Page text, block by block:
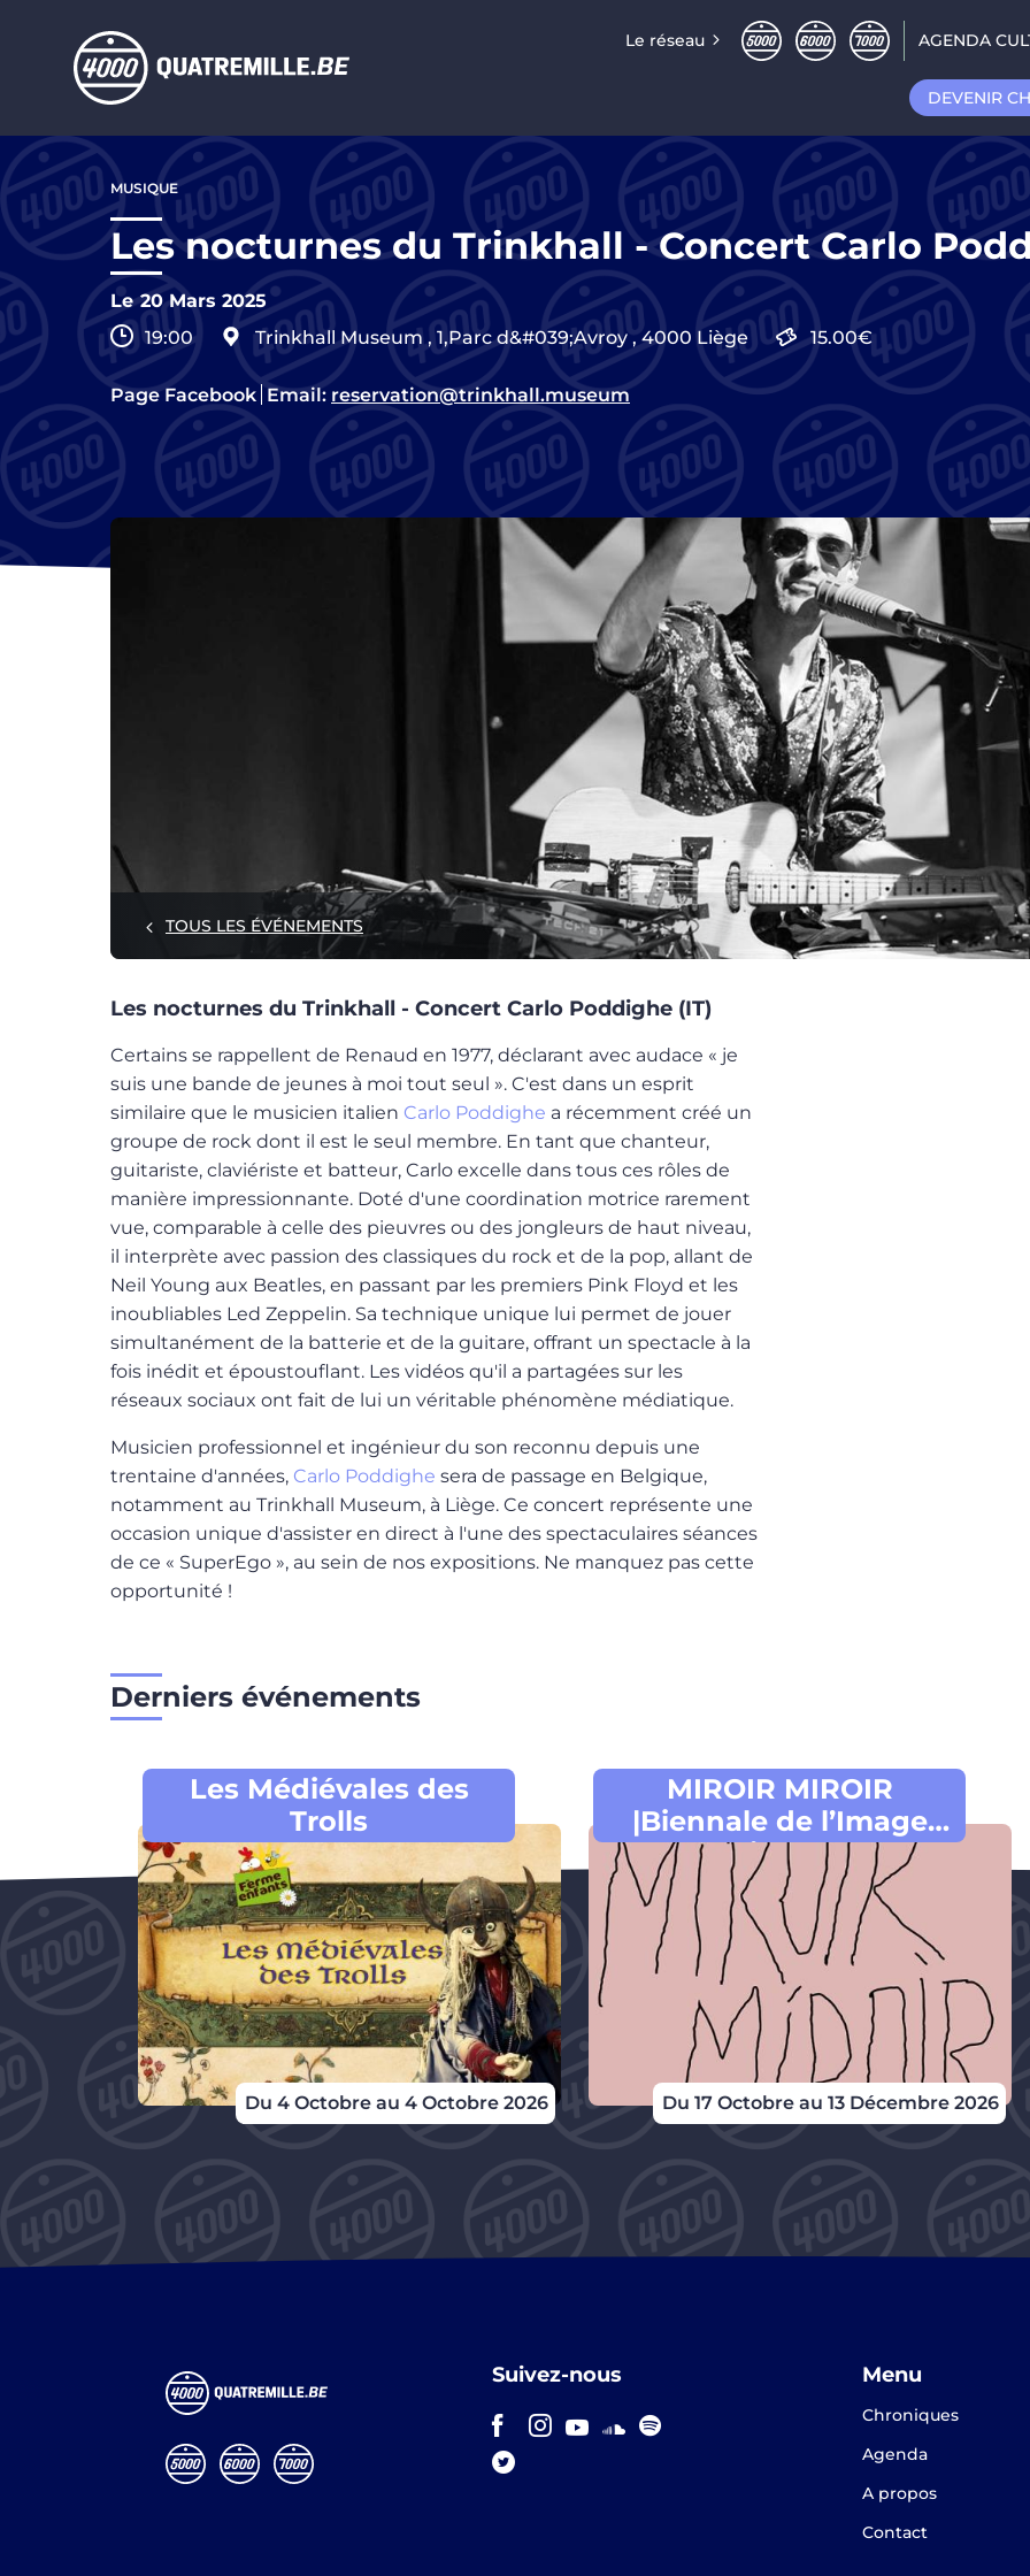
Le réseau AGENDA
DEVENIR
Aller
au
contenu
principal
MUSIQUE
Les nocturnes du Trinkhall - Concert Carlo
Le 20 Mars 2025
19:00
Trinkhall Museum , 1,Parc d&#039;Avroy ,4000 Liège 15.00€
Page Facebook Email: reservation@trinkhall.museum
TOUS LES ÉVÉNEMENTS
Les nocturnes du Trinkhall - Concert Carlo Poddighe (IT)
Certains se rappellent de Renaud en 1977, déclarant avec audace « je
suis une bande de jeunes à moi tout seul ». C'est dans un esprit
similaire que le musicien italien Carlo Poddighe a récemment créé un
groupe de rock dont il est le seul membre. En tant que chanteur,
guitariste, claviériste et batteur, Carlo excelle dans tous ces rôles de
manière impressionnante. Doté d'une coordination motrice rarement
vue, comparable à celle des pieuvres ou des jongleurs de haut niveau,
il interprète avec passion des classiques du rock et de la pop, allant de
Neil Young aux Beatles, en passant par les premiers Pink Floyd et les
inoubliables Led Zeppelin. Sa technique unique lui permet de jouer
simultanément de la batterie et de la guitare, offrant un spectacle à la
fois inédit et époustouflant. Les vidéos qu'il a partagées sur les
réseaux sociaux ont fait de lui un véritable phénomène médiatique.
Musicien professionnel et ingénieur du son reconnu depuis une
trentaine d'années, Carlo Poddighe sera de passage en Belgique,
notamment au Trinkhall Museum, à Liège. Ce concert représente une
occasion unique d'assister en direct à l'une des spectaculaires séances
de ce « SuperEgo », au sein de nos expositions. Ne manquez pas cette
opportunité !
Derniers événements
Du 4 Octobre au 4 Octobre 2026
Les Médiévales des
Trolls
Du 17 Octobre au 13 Décembre 2026
MIROIR MIROIR
|Biennale de l’Image
Possible 2026
Suivez-nous Menu
Chroniques
Agenda
A propos
Contact